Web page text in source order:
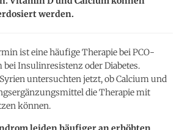
werden.
ist eine häufige Therapie bei PCO-
Insulinresistenz oder Diabetes.
untersuchten jetzt, ob Calcium und
die Therapie mit
können.